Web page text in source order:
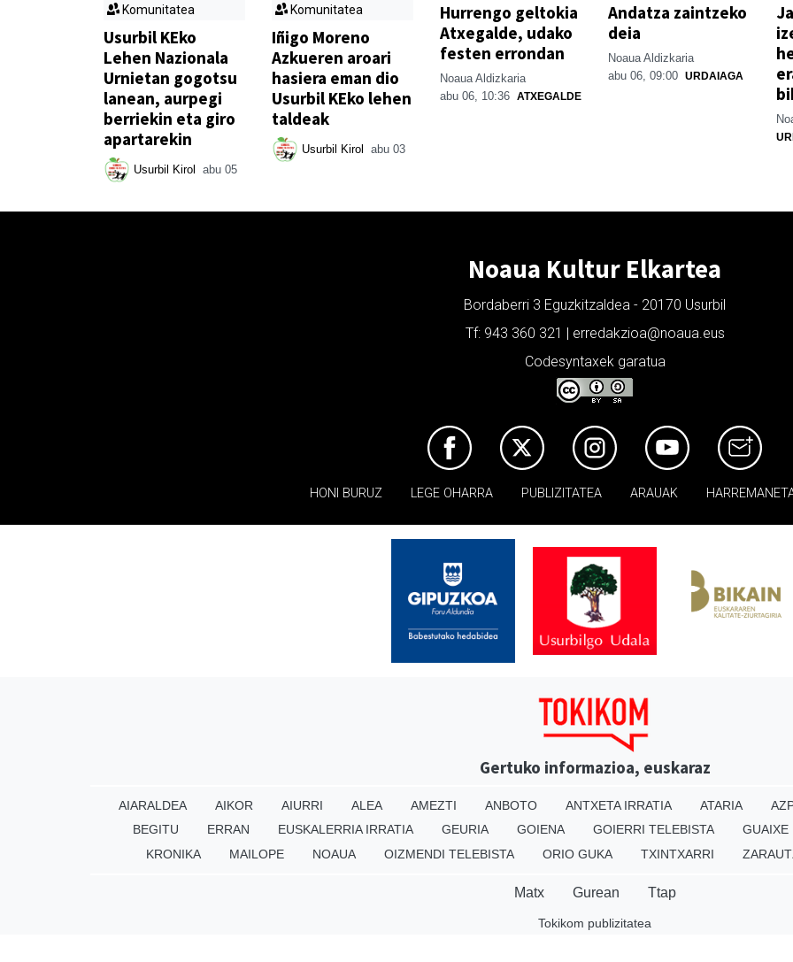
Komunitatea
Usurbil KEko
Lehen Nazionala
Urnietan gogotsu
lanean, aurpegi
berriekin eta giro
apartarekin
Usurbil Kirol abu 05
Komunitatea
Iñigo Moreno
Azkueren aroari
hasiera eman dio
Usurbil KEko lehen
taldeak
Usurbil Kirol abu 03
Hurrengo geltokia
Atxegalde, udako
festen errondan
Noaua Aldizkaria
abu 06, 10:36 ATXEGALDE
Andatza zaintzeko
deia
Noaua Aldizkaria
abu 06, 09:00 URDAIAGA
Noaua Kultur Elkartea
Bordaberri 3 Eguzkitzaldea - 20170 Usurbil
Tf: 943 360 321 | erredakzioa@noaua.eus
Codesyntaxek garatua
HONI BURUZ LEGE OHARRA PUBLIZITATEA ARAUAK
Gertuko informazioa, euskaraz
AIARALDEA AIKOR AIURRI ALEA AMEZTI ANBOTO ANTXETA IRRATIA ATARIA
BEGITU
ERRAN EUSKALERRIA IRRATIA GEURIA GOIENA GOIERRI TELEBISTA GUAIXE
KRONIKA
MAILOPE NOAUA OIZMENDI TELEBISTA ORIO GUKA TXINTXARRI
Matx Gurean Ttap
Tokikom publizitatea